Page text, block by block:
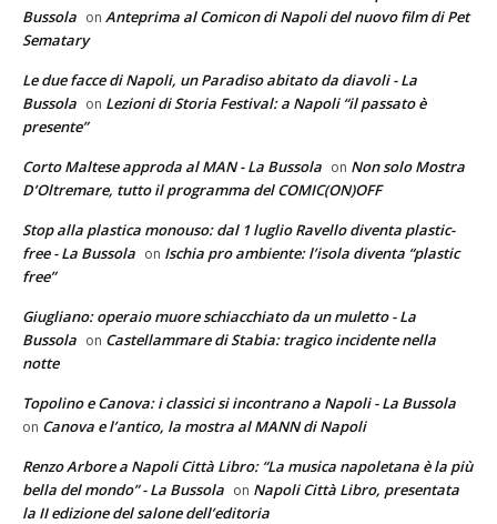
Bussola on Anteprima al Comicon di Napoli del nuovo film di Pet
Sematary
Le due facce di Napoli, un Paradiso abitato da diavoli - La
Bussola on Lezioni di Storia Festival: a Napoli “il passato è
presente”
Corto Maltese approda al MAN - La Bussola on Non solo Mostra
D’Oltremare, tutto il programma del COMIC(ON)OFF
Stop alla plastica monouso: dal 1 luglio Ravello diventa plastic-
free - La Bussola on Ischia pro ambiente: l’isola diventa “plastic
free”
Giugliano: operaio muore schiacchiato da un muletto - La
Bussola on Castellammare di Stabia: tragico incidente nella
notte
Topolino e Canova: i classici si incontrano a Napoli - La Bussola
on Canova e l’antico, la mostra al MANN di Napoli
Renzo Arbore a Napoli Città Libro: “La musica napoletana è la più
bella del mondo” - La Bussola on Napoli Città Libro, presentata
la II edizione del salone dell’editoria